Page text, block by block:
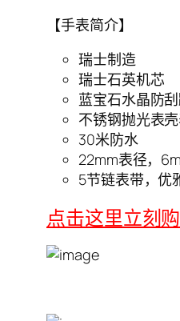
【手表简介】
瑞士制造
瑞士石英机芯
蓝宝石水晶防
不锈钢抛光表
30米防水
22mm表径，
5节链表带，优
点击这里立刻